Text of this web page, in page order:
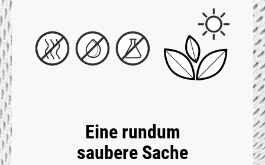
Eine rundum
saubere Sache